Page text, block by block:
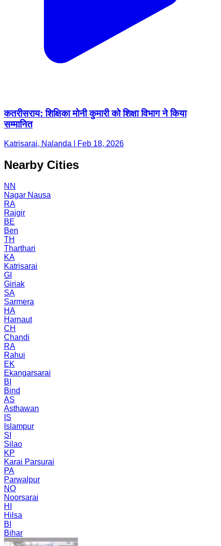
कतरीसराय: शिक्षिका मोनी कुमारी को शिक्षा विभाग ने किया
सम्मानित
Katrisarai, Nalanda | Feb 18, 2026
Nearby Cities
NN
Nagar Nausa
RA
Rajgir
BE
Ben
TH
Tharthari
KA
Katrisarai
GI
Giriak
SA
Sarmera
HA
Harnaut
CH
Chandi
RA
Rahui
EK
Ekangarsarai
BI
Bind
AS
Asthawan
IS
Islampur
SI
Silao
KP
Karai Parsurai
PA
Parwalpur
NO
Noorsarai
HI
Hilsa
BI
Bihar